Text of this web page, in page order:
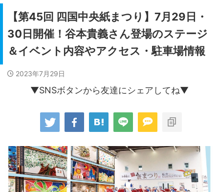
【第45回 四国中央紙まつり】7月29日・
30日開催！谷本貴義さん登場のステージ
＆イベント内容やアクセス・駐車場情報
2023年7月29日
▼SNSボタンから友達にシェアしてね▼